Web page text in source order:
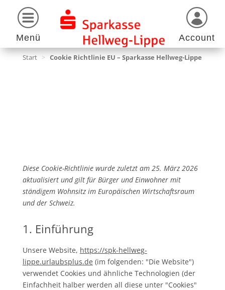
Menü Account
Start > Cookie Richtlinie EU – Sparkasse Hellweg-Lippe
Diese Cookie-Richtlinie wurde zuletzt am 25. März 2026
aktualisiert und gilt für Bürger und Einwohner mit
ständigem Wohnsitz im Europäischen Wirtschaftsraum
und der Schweiz.
1. Einführung
Unsere Website, https://spk-hellweg-
lippe.urlaubsplus.de (im folgenden: "Die Website")
verwendet Cookies und ähnliche Technologien (der
Einfachheit halber werden all diese unter "Cookies"